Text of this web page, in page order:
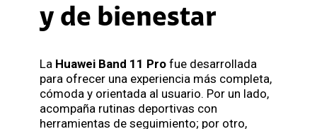
y de bienestar
La Huawei Band 11 Pro fue desarrollada
para ofrecer una experiencia más completa,
cómoda y orientada al usuario. Por un lado,
acompaña rutinas deportivas con
herramientas de seguimiento; por otro,